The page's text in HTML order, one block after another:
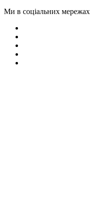
Ми в соціальних мережах